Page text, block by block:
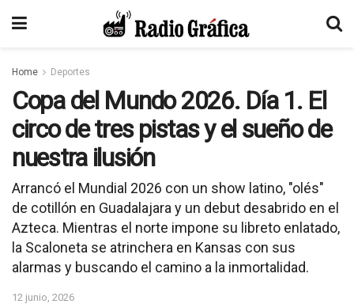
Home Deportes
Copa del Mundo 2026. Día 1. El
circo de tres pistas y el sueño de
nuestra ilusión
Arrancó el Mundial 2026 con un show latino, "olés"
de cotillón en Guadalajara y un debut desabrido en el
Azteca. Mientras el norte impone su libreto enlatado,
la Scaloneta se atrinchera en Kansas con sus
alarmas y buscando el camino a la inmortalidad.
12 junio, 2026